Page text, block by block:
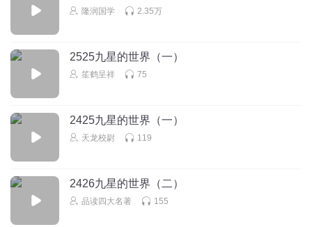
隆润国学 2.35万
2525九星的世界（一）
笙鹤呈祥 75
2425九星的世界（一）
天龙校尉 119
2426九星的世界（二）
品读四大名著 155